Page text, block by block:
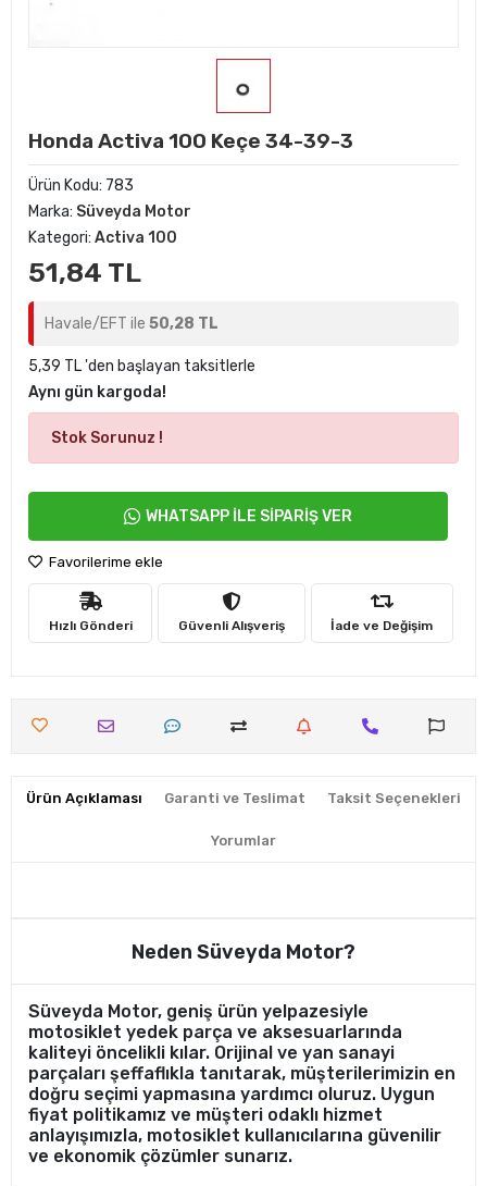
Honda Activa 100 Keçe 34-39-3
Ürün Kodu: 783
Marka: Süveyda Motor
Kategori: Activa 100
51,84 TL
Havale/EFT ile 50,28 TL
5,39 TL 'den başlayan taksitlerle
Aynı gün kargoda!
Stok Sorunuz !
WHATSAPP İLE SİPARİŞ VER
Favorilerime ekle
Hızlı Gönderi Güvenli Alışveriş İade ve Değişim
Ürün Açıklaması Garanti ve Teslimat Taksit Seçenekleri
Yorumlar
Neden Süveyda Motor?
Süveyda Motor, geniş ürün yelpazesiyle
motosiklet yedek parça ve aksesuarlarında
kaliteyi öncelikli kılar. Orijinal ve yan sanayi
parçaları şeffaflıkla tanıtarak, müşterilerimizin en
doğru seçimi yapmasına yardımcı oluruz. Uygun
fiyat politikamız ve müşteri odaklı hizmet
anlayışımızla, motosiklet kullanıcılarına güvenilir
ve ekonomik çözümler sunarız.